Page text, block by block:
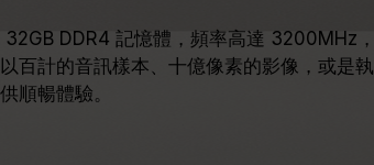
32GB DDR4 記憶體，頻率高達 3200MHz
百計的音訊樣本、十億像素的影像，或是
順暢體驗。